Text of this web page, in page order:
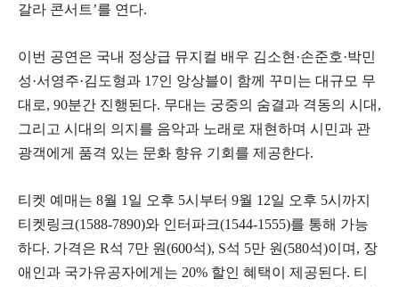
갈라 콘서트’를 연다.
이번 공연은 국내 정상급 뮤지컬 배우 김소현·손준호·박민
성·서영주·김도형과 17인 앙상블이 함께 꾸미는 대규모 무
대로, 90분간 진행된다. 무대는 궁중의 숨결과 격동의 시대,
그리고 시대의 의지를 음악과 노래로 재현하며 시민과 관
광객에게 품격 있는 문화 향유 기회를 제공한다.
티켓 예매는 8월 1일 오후 5시부터 9월 12일 오후 5시까지
티켓링크(1588-7890)와 인터파크(1544-1555)를 통해 가능
하다. 가격은 R석 7만 원(600석), S석 5만 원(580석)이며, 장
애인과 국가유공자에게는 20% 할인 혜택이 제공된다. 티